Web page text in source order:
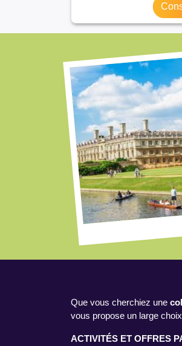
Que vous cherchiez une
vous propose un large
ACTIVITÉS ET OFFRES